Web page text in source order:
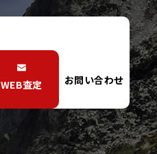
WEB査定 お問い合わせ